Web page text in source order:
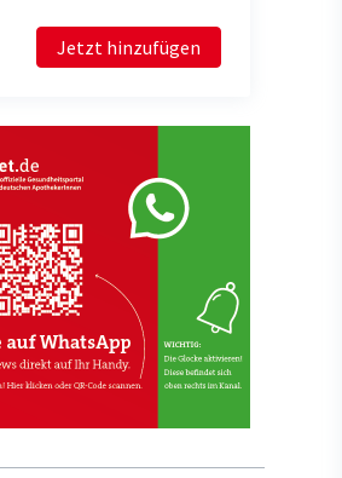
Jetzt hinzufügen